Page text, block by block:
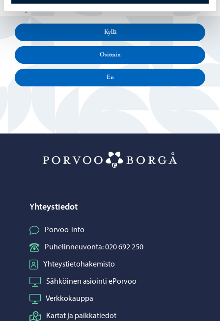
Löysitkö etsimäsi tiedon tältä sivulta?
Kyllä
Osittain
En
Yhteystiedot
Porvoo-info
Puhelinneuvonta: 020 692 250
Yhteystietohakemisto
Sähköinen asiointi ePorvoo
Verkkokauppa
Kartat ja paikkatiedot